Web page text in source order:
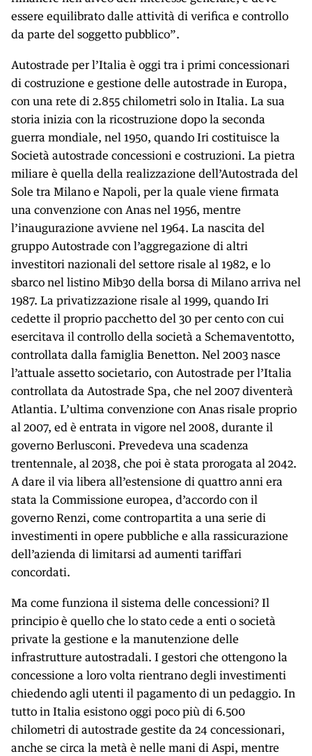
essere equilibrato dalle attività di verifica e controllo
da parte del soggetto pubblico”.
Autostrade per l’Italia è oggi tra i primi concessionari
di costruzione e gestione delle autostrade in Europa,
con una rete di 2.855 chilometri solo in Italia. La sua
storia inizia con la ricostruzione dopo la seconda
guerra mondiale, nel 1950, quando Iri costituisce la
Società autostrade concessioni e costruzioni. La pietra
miliare è quella della realizzazione dell’Autostrada del
Sole tra Milano e Napoli, per la quale viene firmata
una convenzione con Anas nel 1956, mentre
l’inaugurazione avviene nel 1964. La nascita del
gruppo Autostrade con l’aggregazione di altri
investitori nazionali del settore risale al 1982, e lo
sbarco nel listino Mib30 della borsa di Milano arriva nel
1987. La privatizzazione risale al 1999, quando Iri
cedette il proprio pacchetto del 30 per cento con cui
esercitava il controllo della società a Schemaventotto,
controllata dalla famiglia Benetton. Nel 2003 nasce
l’attuale assetto societario, con Autostrade per l’Italia
controllata da Autostrade Spa, che nel 2007 diventerà
Atlantia. L’ultima convenzione con Anas risale proprio
al 2007, ed è entrata in vigore nel 2008, durante il
governo Berlusconi. Prevedeva una scadenza
trentennale, al 2038, che poi è stata prorogata al 2042.
A dare il via libera all’estensione di quattro anni era
stata la Commissione europea, d’accordo con il
governo Renzi, come contropartita a una serie di
investimenti in opere pubbliche e alla rassicurazione
dell’azienda di limitarsi ad aumenti tariffari
concordati.
Ma come funziona il sistema delle concessioni? Il
principio è quello che lo stato cede a enti o società
private la gestione e la manutenzione delle
infrastrutture autostradali. I gestori che ottengono la
concessione a loro volta rientrano degli investimenti
chiedendo agli utenti il pagamento di un pedaggio. In
tutto in Italia esistono oggi poco più di 6.500
chilometri di autostrade gestite da 24 concessionari,
anche se circa la metà è nelle mani di Aspi, mentre